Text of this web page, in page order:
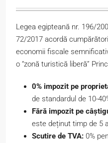
Legea egipteană nr. 196/
72/2017 acordă
economii fiscale
o “zonă turistică liberă”
0% impozit pe
de standardul de 10-
Fără impozit pe
este deținut timp de 5
Scutire de TVA: 0%